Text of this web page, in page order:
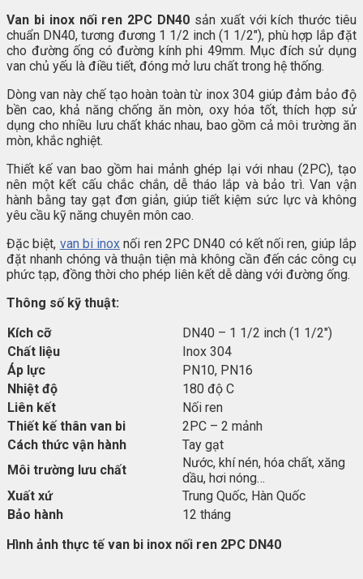
Van bi inox nối ren 2PC DN40 sản xuất với kích thước tiêu
chuẩn DN40, tương đương 1 1/2 inch (1 1/2″), phù hợp lắp đặt
cho đường ống có đường kính phi 49mm. Mục đích sử dụng
van chủ yếu là điều tiết, đóng mở lưu chất trong hệ thống.
Dòng van này chế tạo hoàn toàn từ inox 304 giúp đảm bảo độ
bền cao, khả năng chống ăn mòn, oxy hóa tốt, thích hợp sử
dụng cho nhiều lưu chất khác nhau, bao gồm cả môi trường ăn
mòn, khắc nghiệt.
Thiết kế van bao gồm hai mảnh ghép lại với nhau (2PC), tạo
nên một kết cấu chắc chắn, dễ tháo lắp và bảo trì. Van vận
hành bằng tay gạt đơn giản, giúp tiết kiệm sức lực và không
yêu cầu kỹ năng chuyên môn cao.
Đặc biệt, van bi inox nối ren 2PC DN40 có kết nối ren, giúp lắp
đặt nhanh chóng và thuận tiện mà không cần đến các công cụ
phức tạp, đồng thời cho phép liên kết dễ dàng với đường ống.
Thông số kỹ thuật:
Kích cỡ
DN40 – 1 1/2 inch (1 1/2″)
Chất liệu
Inox 304
Áp lực
PN10, PN16
Nhiệt độ
180 độ C
Liên kết
Nối ren
Thiết kế thân van bi
2PC – 2 mảnh
Cách thức vận hành
Tay gạt
Môi trường lưu chất
Nước, khí nén, hóa chất, xăng
dầu, hơi nóng…
Xuất xứ
Trung Quốc, Hàn Quốc
Bảo hành
12 tháng
Hình ảnh thực tế van bi inox nối ren 2PC DN40